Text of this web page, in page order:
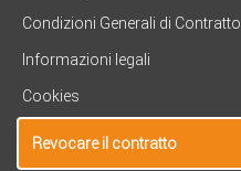
Condizioni Generali di Contratto
Informazioni legali
Cookies
Revocare il contratto